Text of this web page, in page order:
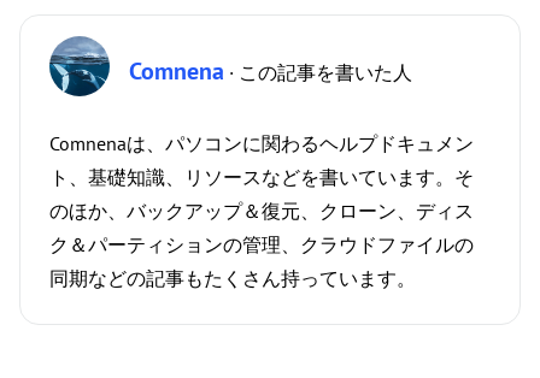
Comnena · この記事を書いた人
Comnenaは、パソコンに関わるヘルプドキュメン
ト、基礎知識、リソースなどを書いています。そ
のほか、バックアップ＆復元、クローン、ディス
ク＆パーティションの管理、クラウドファイルの
同期などの記事もたくさん持っています。